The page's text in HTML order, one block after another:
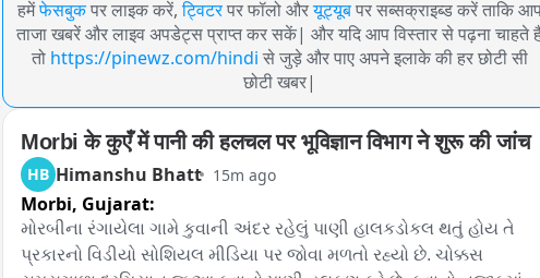
हमेंफेसबुक पर लाइक करें, ट्विटर पर फॉलो औरयूट्यूब पर सब्सक्राइब्ड करें ताकि
ताजा खबरें और लाइव अपडेट्स प्राप्त कर सकें| और यदि आप विस्तार से पढ़ना चाहते
तो https://pinewz.com/hindi से जुड़े और पाए अपने इलाके की हर छोटी सी
छोटी खबर|
Morbi के कुएँ में पानी की हलचल पर भूविज्ञान विभाग ने शुरू की जांच
HB Himanshu Bhatt 15m ago
Morbi, Gujarat:
મોરબીના રંગાયેલા ગામે કુવાની અંદર રહેલું પાણી હાલકડોકલ થતું હોય તે
પ્રકારનો વિડીયો સોશિયલ મીડિયા પર જોવા મળતો રહ્યો છે. ચોક્કસ